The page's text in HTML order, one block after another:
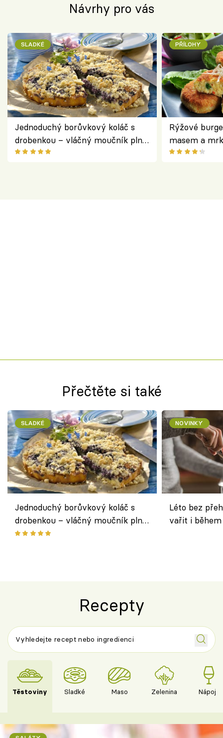
Návrhy pro vás
SLADKÉ
Jednoduchý borůvkový koláč s
drobenkou – vláčný moučník plný
ovoce
PŘÍLOHY
Rýžové
masem a
salátem –
Přečtěte si také
SLADKÉ
Jednoduchý borůvkový koláč s
drobenkou – vláčný moučník plný
ovoce
NOVINKY
Léto bez
vařit i
Recepty
Těstoviny Sladké Maso Zelenina Nápoje